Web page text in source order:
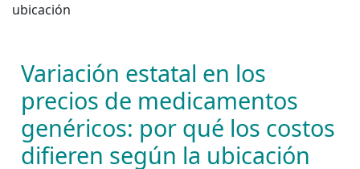
ubicación
Variación estatal en los
precios de medicamentos
genéricos: por qué los costos
difieren según la ubicación